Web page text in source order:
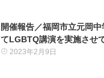
開催報告／福岡市立元岡
てLGBTQ講演を実施させ
2023年2月9日